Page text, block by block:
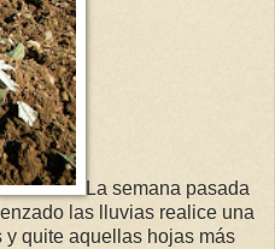
La semana pasada
las lluvias realice una
y quite aquellas hojas más